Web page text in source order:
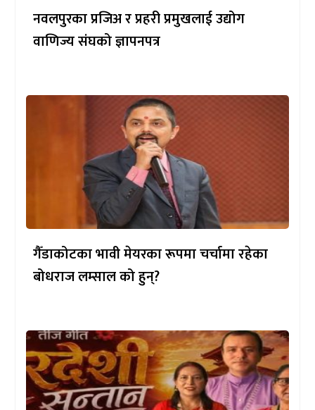
नवलपुरका प्रजिअ र प्रहरी प्रमुखलाई उद्योग
वाणिज्य संघको ज्ञापनपत्र
गैँडाकोटका भावी मेयरका रूपमा चर्चामा रहेका
बोधराज लम्साल को हुन्?